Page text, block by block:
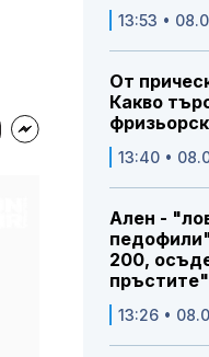
13:53 •
От
Какво
13:40 •
Ален -
200,
пръстите"
13:26 •